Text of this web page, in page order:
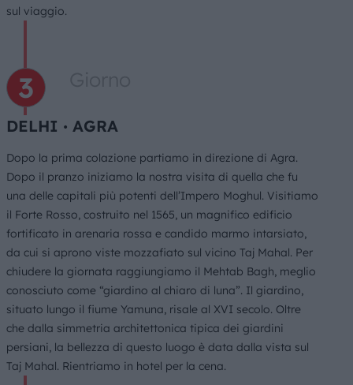
sul viaggio.
DELHI ∙ AGRA
Dopo la prima colazione partiamo in direzione di Agra.
Dopo il pranzo iniziamo la nostra visita di quella che fu
una delle capitali più potenti dell’Impero Moghul. Visitiamo
il Forte Rosso, costruito nel 1565, un magnifico edificio
fortificato in arenaria rossa e candido marmo intarsiato,
da cui si aprono viste mozzafiato sul vicino Taj Mahal. Per
chiudere la giornata raggiungiamo il Mehtab Bagh, meglio
conosciuto come “giardino al chiaro di luna”. Il giardino,
situato lungo il fiume Yamuna, risale al XVI secolo. Oltre
che dalla simmetria architettonica tipica dei giardini
persiani, la bellezza di questo luogo è data dalla vista sul
Taj Mahal. Rientriamo in hotel per la cena.